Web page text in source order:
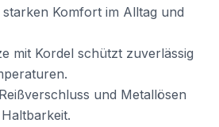
Komfort im Alltag und
mit Kordel schützt zuverlässig
und Metallösen